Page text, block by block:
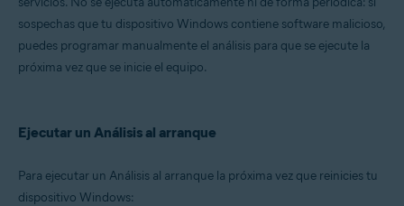
sospechas que tu dispositivo Windows contiene software malicioso,
puedes programar manualmente el análisis para que se ejecute la
próxima vez que se inicie el equipo.
Ejecutar un Análisis al arranque
Para ejecutar un Análisis al arranque la próxima vez que reinicies tu
dispositivo Windows: